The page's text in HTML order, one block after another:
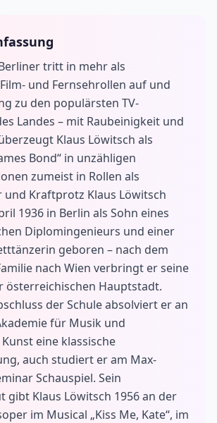
tritt in mehr als
und Fernsehrollen auf und
zu den populärsten TV-
Landes – mit Raubeinigkeit und
Klaus Löwitsch als
Bond“ in unzähligen
zumeist in Rollen als
und Kraftprotz Klaus Löwitsch
1936 in Berlin als Sohn eines
Diplomingenieurs und einer
geboren – nach dem
nach Wien verbringt er seine
österreichischen Hauptstadt.
der Schule absolviert er an
für Musik und
eine klassische
auch studiert er am Max-
Schauspiel. Sein
gibt Klaus Löwitsch 1956 an der
im Musical „Kiss Me, Kate“, im